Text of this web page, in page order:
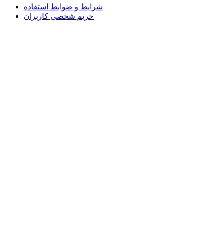
شرایط و ضوابط استفاده
حریم شخصی کاربران